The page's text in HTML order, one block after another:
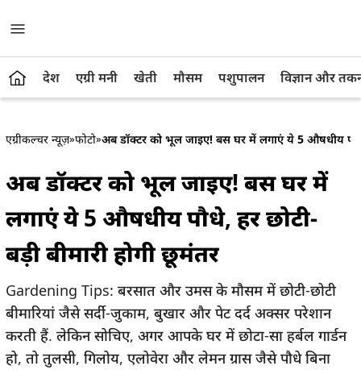
देश एग्री मनी खेती मौसम पशुपालन विज्ञान और
एग्रीकल्चर न्यूज़»फोटो»अब डॉक्टर को भूल जाइए! बस घर में लगाएं ये 5 औषधीय पौधे,
अब डॉक्टर को भूल जाइए! बस घर में
लगाएं ये 5 औषधीय पौधे, हर छोटी-
बड़ी बीमारी होगी छूमंतर
Gardening Tips: बरसात और उमस के मौसम में छोटी-छोटी
बीमारियां जैसे सर्दी-जुकाम, बुखार और पेट दर्द अक्सर परेशान
करती हैं. लेकिन सोचिए, अगर आपके घर में छोटा-सा हर्बल गार्डन
हो, तो तुलसी, गिलोय, एलोवेरा और लेमन ग्रास जैसे पौधे बिना